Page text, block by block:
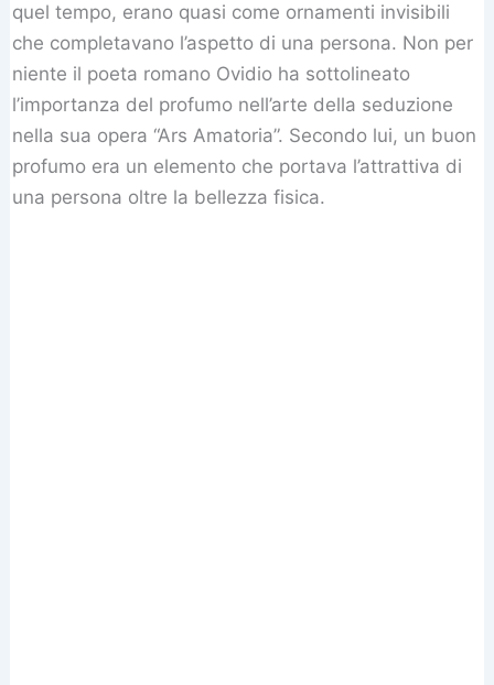
quel tempo, erano quasi come ornamenti invisibili
che completavano l’aspetto di una persona. Non per
niente il poeta romano Ovidio ha sottolineato
l’importanza del profumo nell’arte della seduzione
nella sua opera “Ars Amatoria”. Secondo lui, un buon
profumo era un elemento che portava l’attrattiva di
una persona oltre la bellezza fisica.